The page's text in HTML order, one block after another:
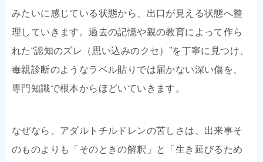
みたいに感じている状態から、出口が見える状態へ整
理していきます。過去の記憶や親の教育によって作ら
れた“認知のズレ（思い込みのクセ）”を丁寧に見つけ、
毒親診断のようなラベル貼りでは届かない深い傷を、
専門知識で根本からほどいていきます。
なぜなら、アダルトチルドレンの苦しさは、出来事そ
のものよりも「そのときの解釈」と「生き延びるため